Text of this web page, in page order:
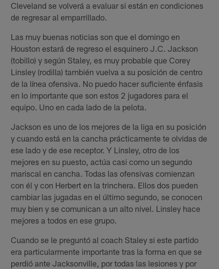
Cleveland se volverá a evaluar si están en condiciones
de regresar al emparrillado.
Las muy buenas noticias son que el domingo en
Houston estará de regreso el esquinero J.C. Jackson
(tobillo) y según Staley, es muy probable que Corey
Linsley (rodilla) también vuelva a su posición de centro
de la línea ofensiva. No puedo hacer suficiente énfasis
en lo importante que son estos 2 jugadores para el
equipo. Uno en cada lado de la pelota.
Jackson es uno de los mejores de la liga en su posición
y cuando está en la cancha prácticamente te olvidas de
ese lado y de ese receptor. Y Linsley, otro de los
mejores en su puesto, actúa casi como un segundo
mariscal en cancha. Todas las ofensivas comienzan
con él y con Herbert en la trinchera. Ellos dos pueden
cambiar las jugadas en el último segundo, se conocen
muy bien y se comunican a un alto nivel. Linsley hace
mejores a todos en ese grupo.
Cuando se le preguntó al coach Staley si este partido
era particularmente importante tras la forma en que se
perdió ante Jacksonville, por todas las lesiones y por